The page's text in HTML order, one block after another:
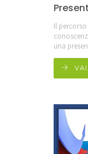
Il
una
VAI